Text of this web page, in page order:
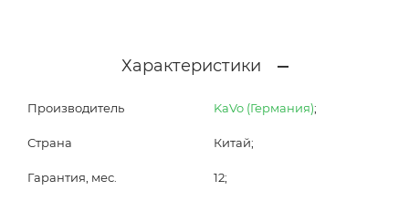
Характеристики
Производитель KaVo (Германия);
Страна Китай;
Гарантия, мес. 12;